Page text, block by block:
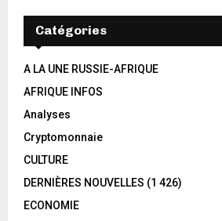
Catégories
A LA UNE RUSSIE-AFRIQUE
AFRIQUE INFOS
Analyses
Cryptomonnaie
CULTURE
DERNIÈRES NOUVELLES (1 426)
ECONOMIE